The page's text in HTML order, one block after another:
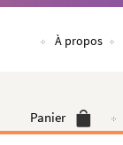
À propos
Panier